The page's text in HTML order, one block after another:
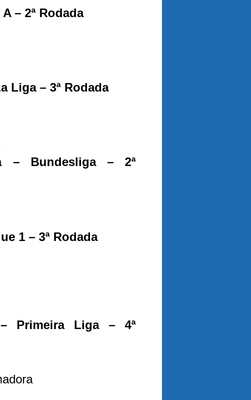
– 2ª Rodada
Liga – 3ª Rodada
– Bundesliga – 2ª
1 – 3ª Rodada
Primeira Liga – 4ª